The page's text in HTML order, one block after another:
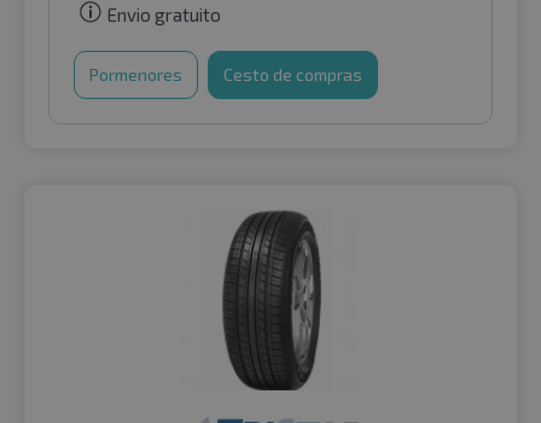
Envio gratuito
Pormenores Cesto de compras